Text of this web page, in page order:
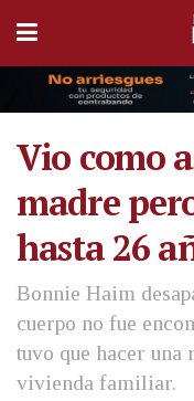
Vio como
madre
hasta 26
Bonnie Haim
cuerpo no fue
tuvo que hacer
vivienda familiar.